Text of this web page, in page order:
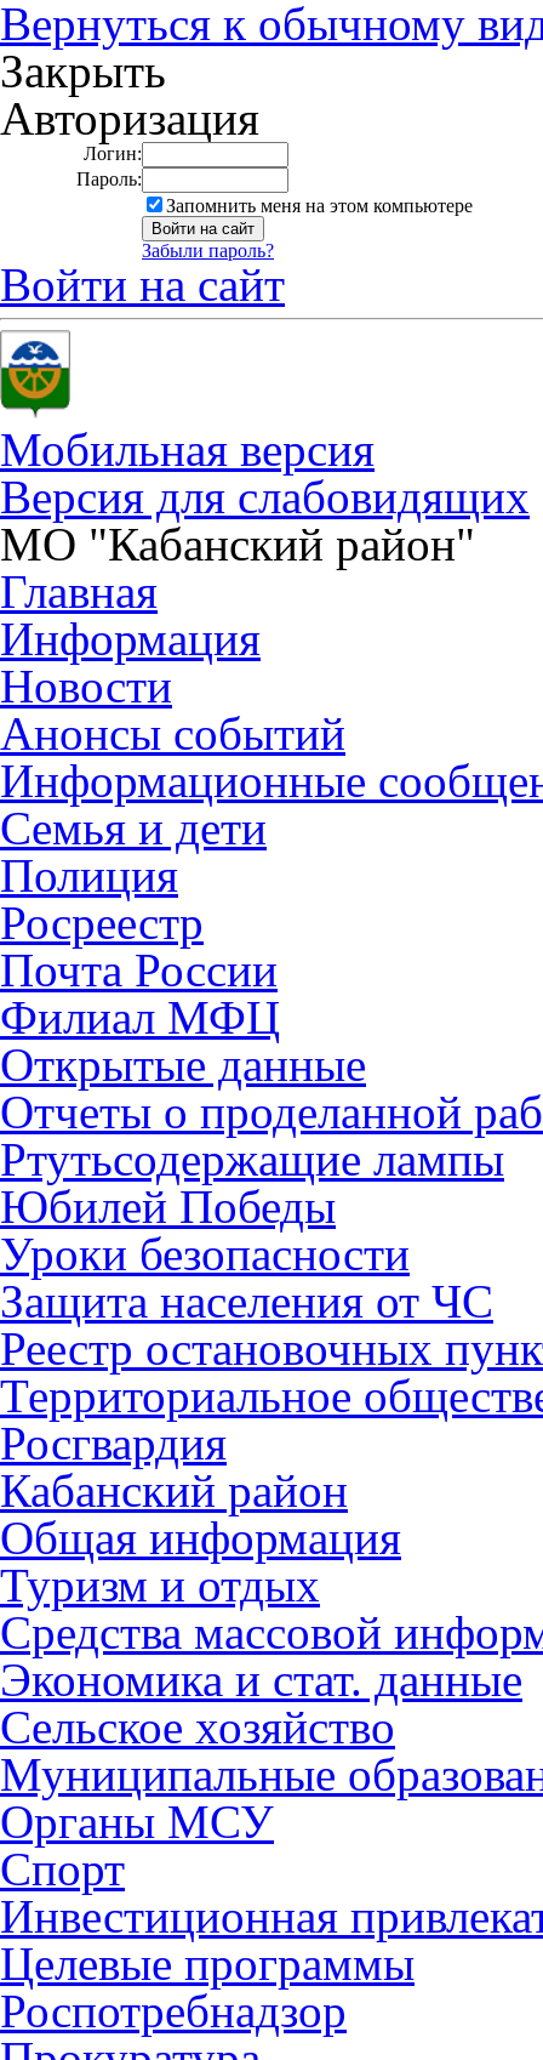
Вернуться к обычному
Закрыть
Авторизация
Логин:
Пароль:
Запомнить меня на этом компьютере
Забыли пароль?
Войти на сайт
Мобильная версия
Версия для слабовидящих
МО "Кабанский район"
Главная
Информация
Новости
Анонсы событий
Информационные
Семья и дети
Полиция
Росреестр
Почта России
Филиал МФЦ
Открытые данные
Отчеты о проделанной
Ртутьсодержащие лампы
Юбилей Победы
Уроки безопасности
Защита населения от ЧС
Реестр остановочных
Территориальное
Росгвардия
Кабанский район
Общая информация
Туризм и отдых
Средства массовой
Экономика и стат. данные
Сельское хозяйство
Муниципальные
Органы МСУ
Спорт
Инвестиционная
Целевые программы
Роспотребнадзор